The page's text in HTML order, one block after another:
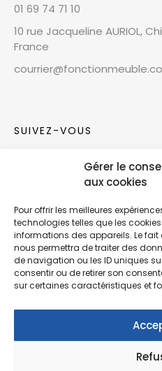
Gérer le
aux cookies
Pour offrir les meilleures
technologies telles que les
informations des appareils. Le
nous permettra de traiter des
de navigation ou les ID uniques
consentir ou de retirer son
sur certaines caractéristiques et
01 69 74 71 10
10 rue Jacqueline AURIOL,
France
SUIVEZ-VOUS
Rejoignez notre communauté
Nouvelles collections, vie de
inspirations : soyez informés
actualités.
© Copyright